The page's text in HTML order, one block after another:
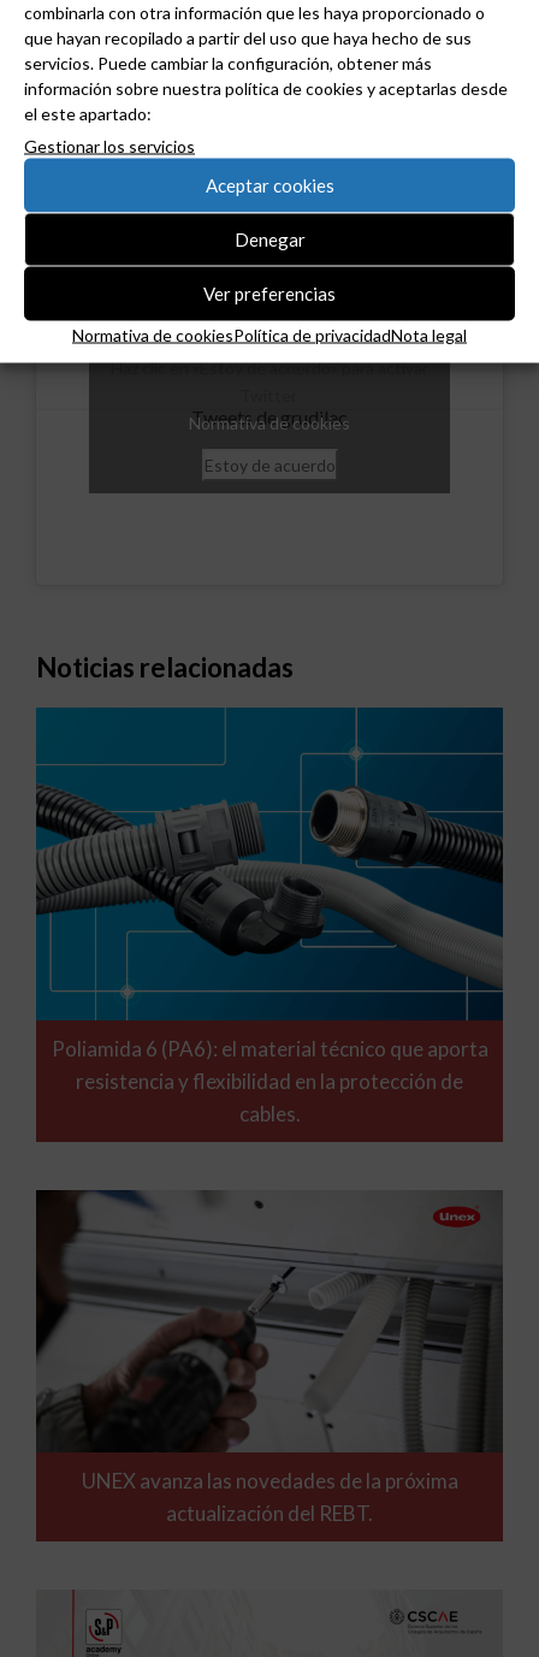
combinarla con otra información que les haya proporcionado o
que hayan recopilado a partir del uso que haya hecho de sus
servicios. Puede cambiar la configuración, obtener más
información sobre nuestra política de cookies y aceptarlas desde
el este apartado:
Gestionar los servicios
Aceptar cookies
Denegar
Ver preferencias
Normativa de cookiesPolítica de privacidadNota legal
Newsletter GRUDILEC:
Tweets de grudilec
Haz clic en «Estoy de acuerdo» para activar
Normativa de cookies
Estoy de acuerdo
Noticias relacionadas
Poliamida 6 (PA6): el material técnico que aporta
resistencia y flexibilidad en la protección de
cables.
UNEX avanza las novedades de la próxima
actualización del REBT.